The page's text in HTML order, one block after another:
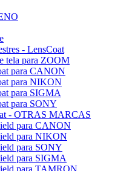
- LensCoat
tela para ZOOM
para CANON
para NIKON
para SIGMA
para SONY
- OTRAS MARCAS
para CANON
para NIKON
para SONY
para SIGMA
para TAMRON